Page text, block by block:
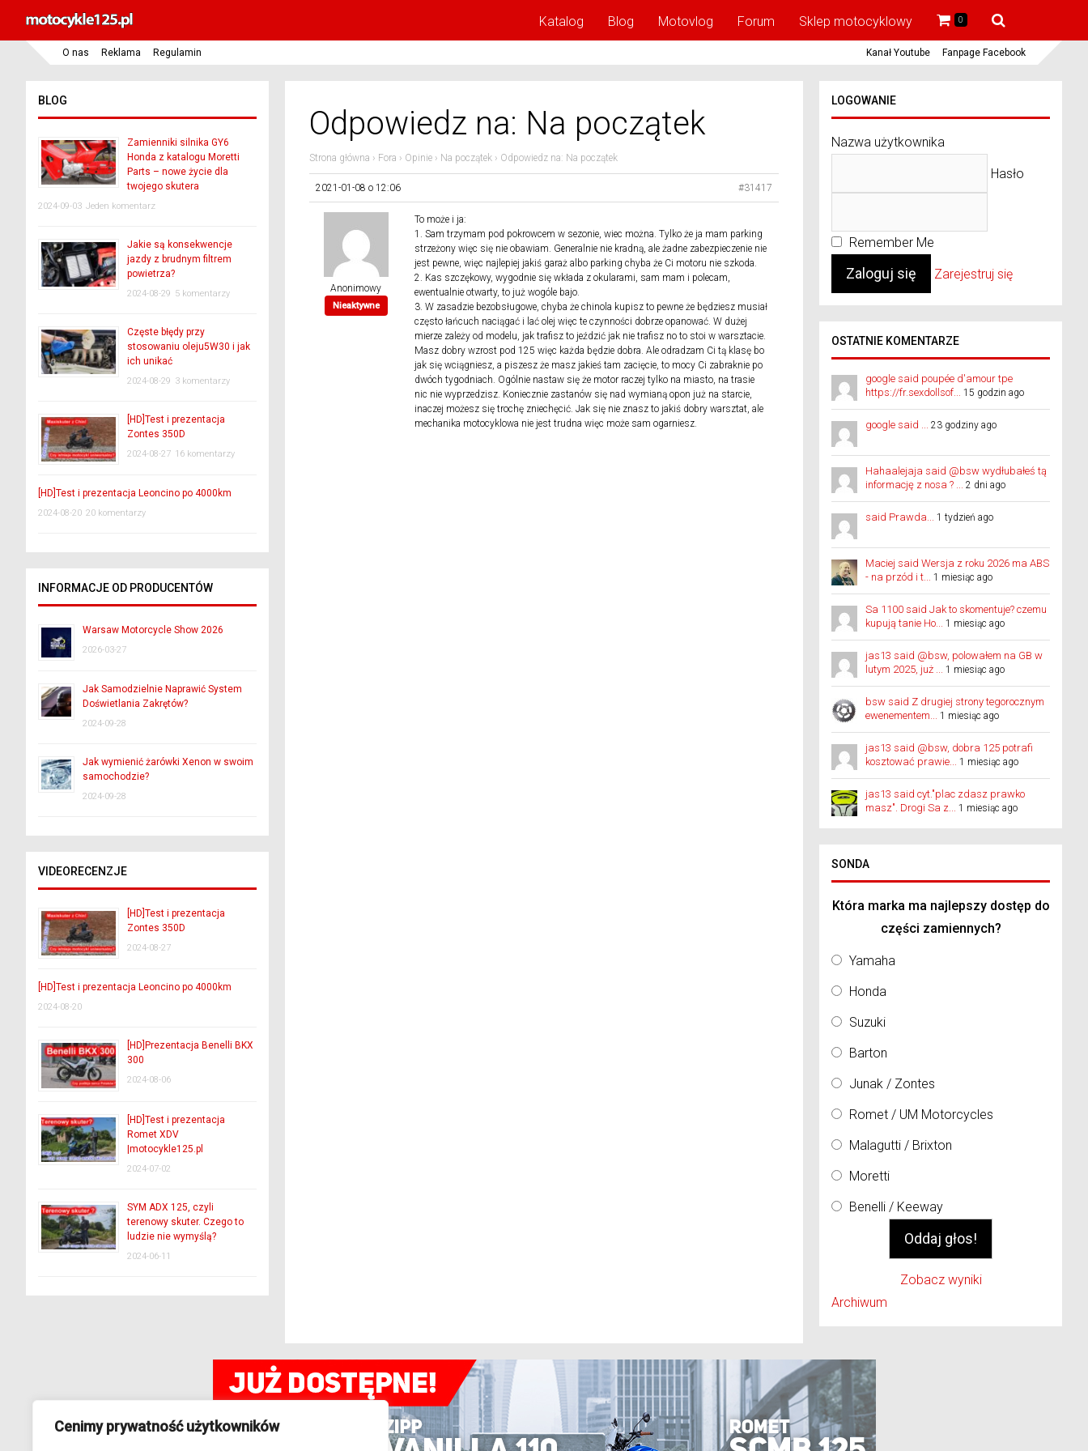
Cenimy prywatność użytkowników
Katalog Blog Motovlog Forum Sklep motocyklowy 0
O nas Reklama Regulamin Kanał Youtube Fanpage Facebook
Odpowiedz na: Na początek
Strona główna › Fora › Opinie › Na początek › Odpowiedz na: Na początek
2021-01-08 o 12:06 #31417
Anonimowy
Nieaktywne
To może i ja:
1. Sam trzymam pod pokrowcem w sezonie, wiec można. Tylko że ja mam parking
strzeżony więc się nie obawiam. Generalnie nie kradną, ale żadne zabezpieczenie nie
jest pewne, więc najlepiej jakiś garaż albo parking chyba że Ci motoru nie szkoda.
2. Kas szczękowy, wygodnie się wkłada z okularami, sam mam i polecam,
ewentualnie otwarty, to już wogóle bajo.
3. W zasadzie bezobsługowe, chyba że chinola kupisz to pewne że będziesz musiał
często łańcuch naciągać i lać olej więc te czynności dobrze opanować. W dużej
mierze zależy od modelu, jak trafisz to jeździć jak nie trafisz no to stoi w warsztacie.
Masz dobry wzrost pod 125 więc każda będzie dobra. Ale odradzam Ci tą klasę bo
jak się wciągniesz, a piszesz że masz jakieś tam zacięcie, to mocy Ci zabraknie po
dwóch tygodniach. Ogólnie nastaw się że motor raczej tylko na miasto, na trasie
nic nie wyprzedzisz. Koniecznie zastanów się nad wymianą opon już na starcie,
inaczej możesz się trochę zniechęcić. Jak się nie znasz to jakiś dobry warsztat, ale
mechanika motocyklowa nie jest trudna więc może sam ogarniesz.
BLOG
Zamienniki silnika GY6
Honda z katalogu Moretti
Parts – nowe życie dla
twojego skutera
2024-09-03 Jeden komentarz
Jakie są konsekwencje
jazdy z brudnym filtrem
powietrza?
2024-08-29 5 komentarzy
Częste błędy przy
stosowaniu oleju5W30 i jak
ich unikać
2024-08-29 3 komentarzy
[HD]Test i prezentacja
Zontes 350D
2024-08-27 16 komentarzy
[HD]Test i prezentacja Leoncino po 4000km
2024-08-20 20 komentarzy
INFORMACJE OD PRODUCENTÓW
Warsaw Motorcycle Show 2026
2026-03-27
Jak Samodzielnie Naprawić System
Doświetlania Zakrętów?
2024-09-28
Jak wymienić żarówki Xenon w swoim
samochodzie?
2024-09-28
VIDEORECENZJE
[HD]Test i prezentacja
Zontes 350D
2024-08-27
[HD]Test i prezentacja Leoncino po 4000km
2024-08-20
[HD]Prezentacja Benelli BKX
300
2024-08-06
[HD]Test i prezentacja
Romet XDV
|motocykle125.pl
2024-07-02
SYM ADX 125, czyli
terenowy skuter. Czego to
ludzie nie wymyślą?
2024-06-11
LOGOWANIE
Nazwa użytkownika
Hasło
Remember Me
Zarejestruj się
OSTATNIE KOMENTARZE
google said poupée d'amour tpe
https://fr.sexdollsof... 15 godzin ago
google said ... 23 godziny ago
Hahaalejaja said @bsw wydłubałeś tą
informację z nosa ? ... 2 dni ago
said Prawda... 1 tydzień ago
Maciej said Wersja z roku 2026 ma ABS
- na przód i t... 1 miesiąc ago
Sa 1100 said Jak to skomentuje? czemu
kupują tanie Ho... 1 miesiąc ago
jas13 said @bsw, polowałem na GB w
lutym 2025, już ... 1 miesiąc ago
bsw said Z drugiej strony tegorocznym
ewenementem... 1 miesiąc ago
jas13 said @bsw, dobra 125 potrafi
kosztować prawie... 1 miesiąc ago
jas13 said cyt."plac zdasz prawko
masz". Drogi Sa z... 1 miesiąc ago
SONDA
Która marka ma najlepszy dostęp do
części zamiennych?
Yamaha
Honda
Suzuki
Barton
Junak / Zontes
Romet / UM Motorcycles
Malagutti / Brixton
Moretti
Benelli / Keeway
Zobacz wyniki
Archiwum